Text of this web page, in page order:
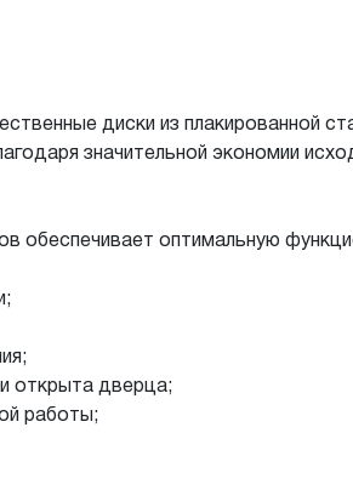
диски из плакированной
значительной экономии
обеспечивает оптимальную
открыта дверца;
работы;